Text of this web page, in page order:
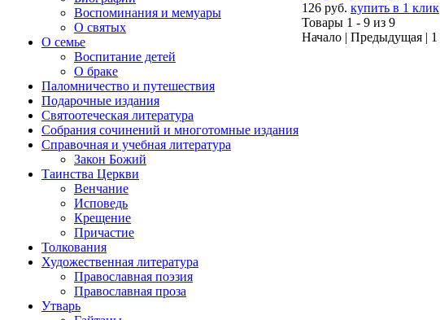
Воспоминания и мемуары
О святых
О семье
Воспитание детей
О браке
Паломничество и путешествия
Подарочные издания
Святоотеческая литература
Собрания сочинений и многотомные издания
Справочная и учебная литература
Закон Божий
Таинства Церкви
Венчание
Исповедь
Крещение
Причастие
Толкования
Художественная литература
Православная поэзия
Православная проза
Утварь
126 руб. купить в 1 клик
Товары 1 - 9 из 9
Начало | Предыдущая | 1